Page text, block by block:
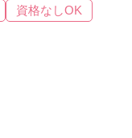
資格なしOK